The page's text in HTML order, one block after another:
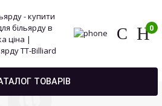
0
ТОВАРІВ